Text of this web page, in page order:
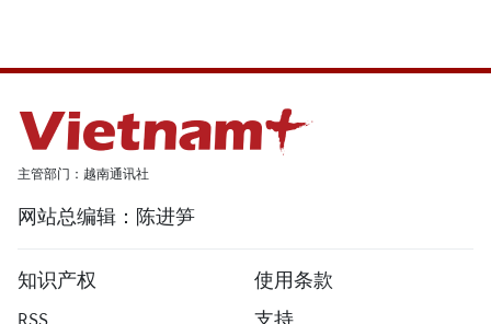
主管部门：越南通讯社
网站总编辑：陈进笋
知识产权
使用条款
RSS
支持